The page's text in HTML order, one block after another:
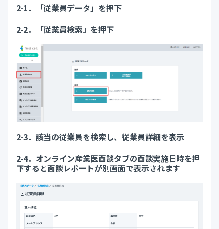
2-1．「従業員データ」を押下
2-2．「従業員検索」を押下
2-3．該当の従業員を検索し、従業員詳細を表示
2-4．オンライン産業医面談タブの面談実施日時を押
下すると面談レポートが別画面で表示されます